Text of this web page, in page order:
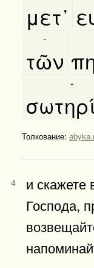
μετ᾿
τῶν
-
-
Толкование:
4
и скажете
Господа,